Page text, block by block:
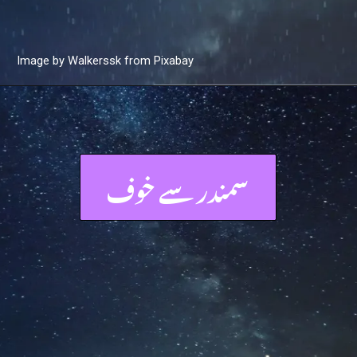
Image by Walkerssk from Pixabay
سمندر سے خوف